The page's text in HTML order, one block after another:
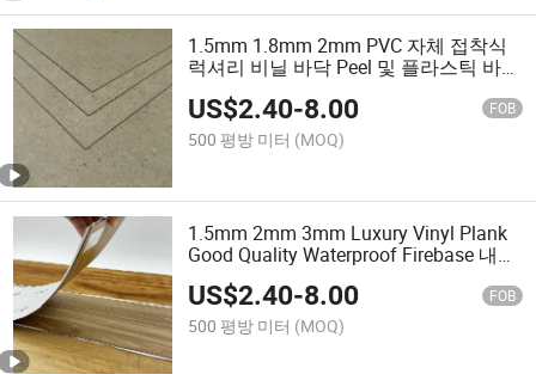
1.5mm 1.8mm 2mm PVC 자체 접착식
럭셔리 비닐 바닥 Peel 및 플라스틱 바닥
US$2.40-8.00 FOB
500 평방 미터 (MOQ)
1.5mm 2mm 3mm Luxury Vinyl Plank
Good Quality Waterproof Firebase 내마
모성이 있는 경제적인 Lvt 바닥재
US$2.40-8.00 FOB
500 평방 미터 (MOQ)